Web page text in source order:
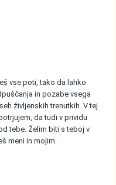
vse poti, tako da lahko
in pozabe vsega
življenskih trenutkih. V tej
da tudi v prividu
tebe. Želim biti s teboj v
meni in mojim.